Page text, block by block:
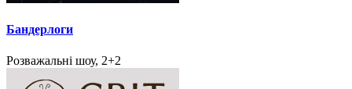
Бандерлоги
Розважальні шоу, 2+2